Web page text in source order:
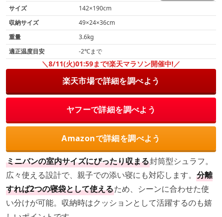
サイズ
142×190cm
収納サイズ
49×24×36cm
重量
3.6kg
適正温度目安
-2℃まで
＼8/11(火)01:59まで!楽天マラソン開催中!／
楽天市場で詳細を調べよう
ヤフーで詳細を調べよう
Amazonで詳細を調べよう
ミニバンの室内サイズにぴったり収まる封筒型シュラフ。
広々使える設計で、親子での添い寝にも対応します。 分離
すれば2つの寝袋として使えるため、シーンに合わせた使
い分けが可能。収納時はクッションとして活躍するのも嬉